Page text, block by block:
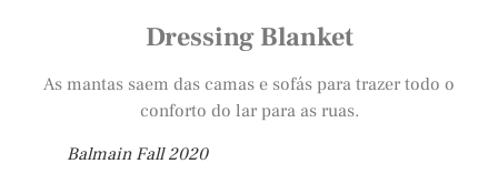
Dressing Blanket
As mantas saem das camas e sofás para trazer todo o
conforto do lar para as ruas.
Balmain Fall 2020